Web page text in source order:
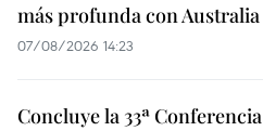
más profunda con Australia
07/08/2026 14:23
Concluye la 33ª Conferencia